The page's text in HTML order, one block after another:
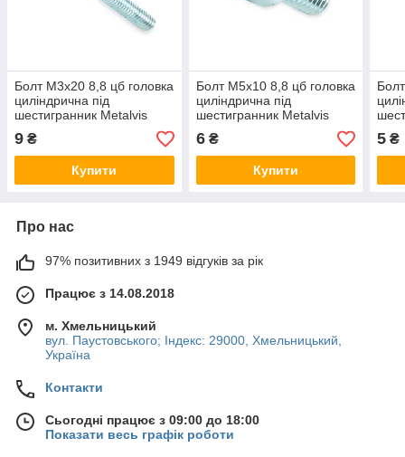
Болт М3х20 8,8 цб головка
циліндрична під
шестигранник Metalvis
9 ₴
Купити
Болт М5х10 8,8 цб головка
циліндрична під
шестигранник Metalvis
6₴
Купити
5 ₴
Про нас
97% позитивних з 1949 відгуків за рік
Працює з 14.08.2018
м. Хмельницький
вул. Паустовського; Індекс: 29000, Хмельницький,
Україна
Контакти
Сьогодні працює з 09:00 до 18:00
Показати весь графік роботи